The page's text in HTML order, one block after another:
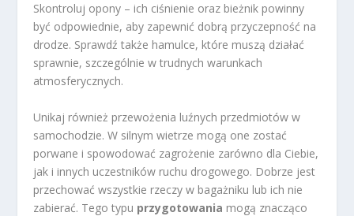
Skontroluj opony – ich ciśnienie oraz bieżnik powinny
być odpowiednie, aby zapewnić dobrą przyczepność na
drodze. Sprawdź także hamulce, które muszą działać
sprawnie, szczególnie w trudnych warunkach
atmosferycznych.
Unikaj również przewożenia luźnych przedmiotów w
samochodzie. W silnym wietrze mogą one zostać
porwane i spowodować zagrożenie zarówno dla Ciebie,
jak i innych uczestników ruchu drogowego. Dobrze jest
przechować wszystkie rzeczy w bagażniku lub ich nie
zabierać. Tego typu przygotowania mogą znacząco